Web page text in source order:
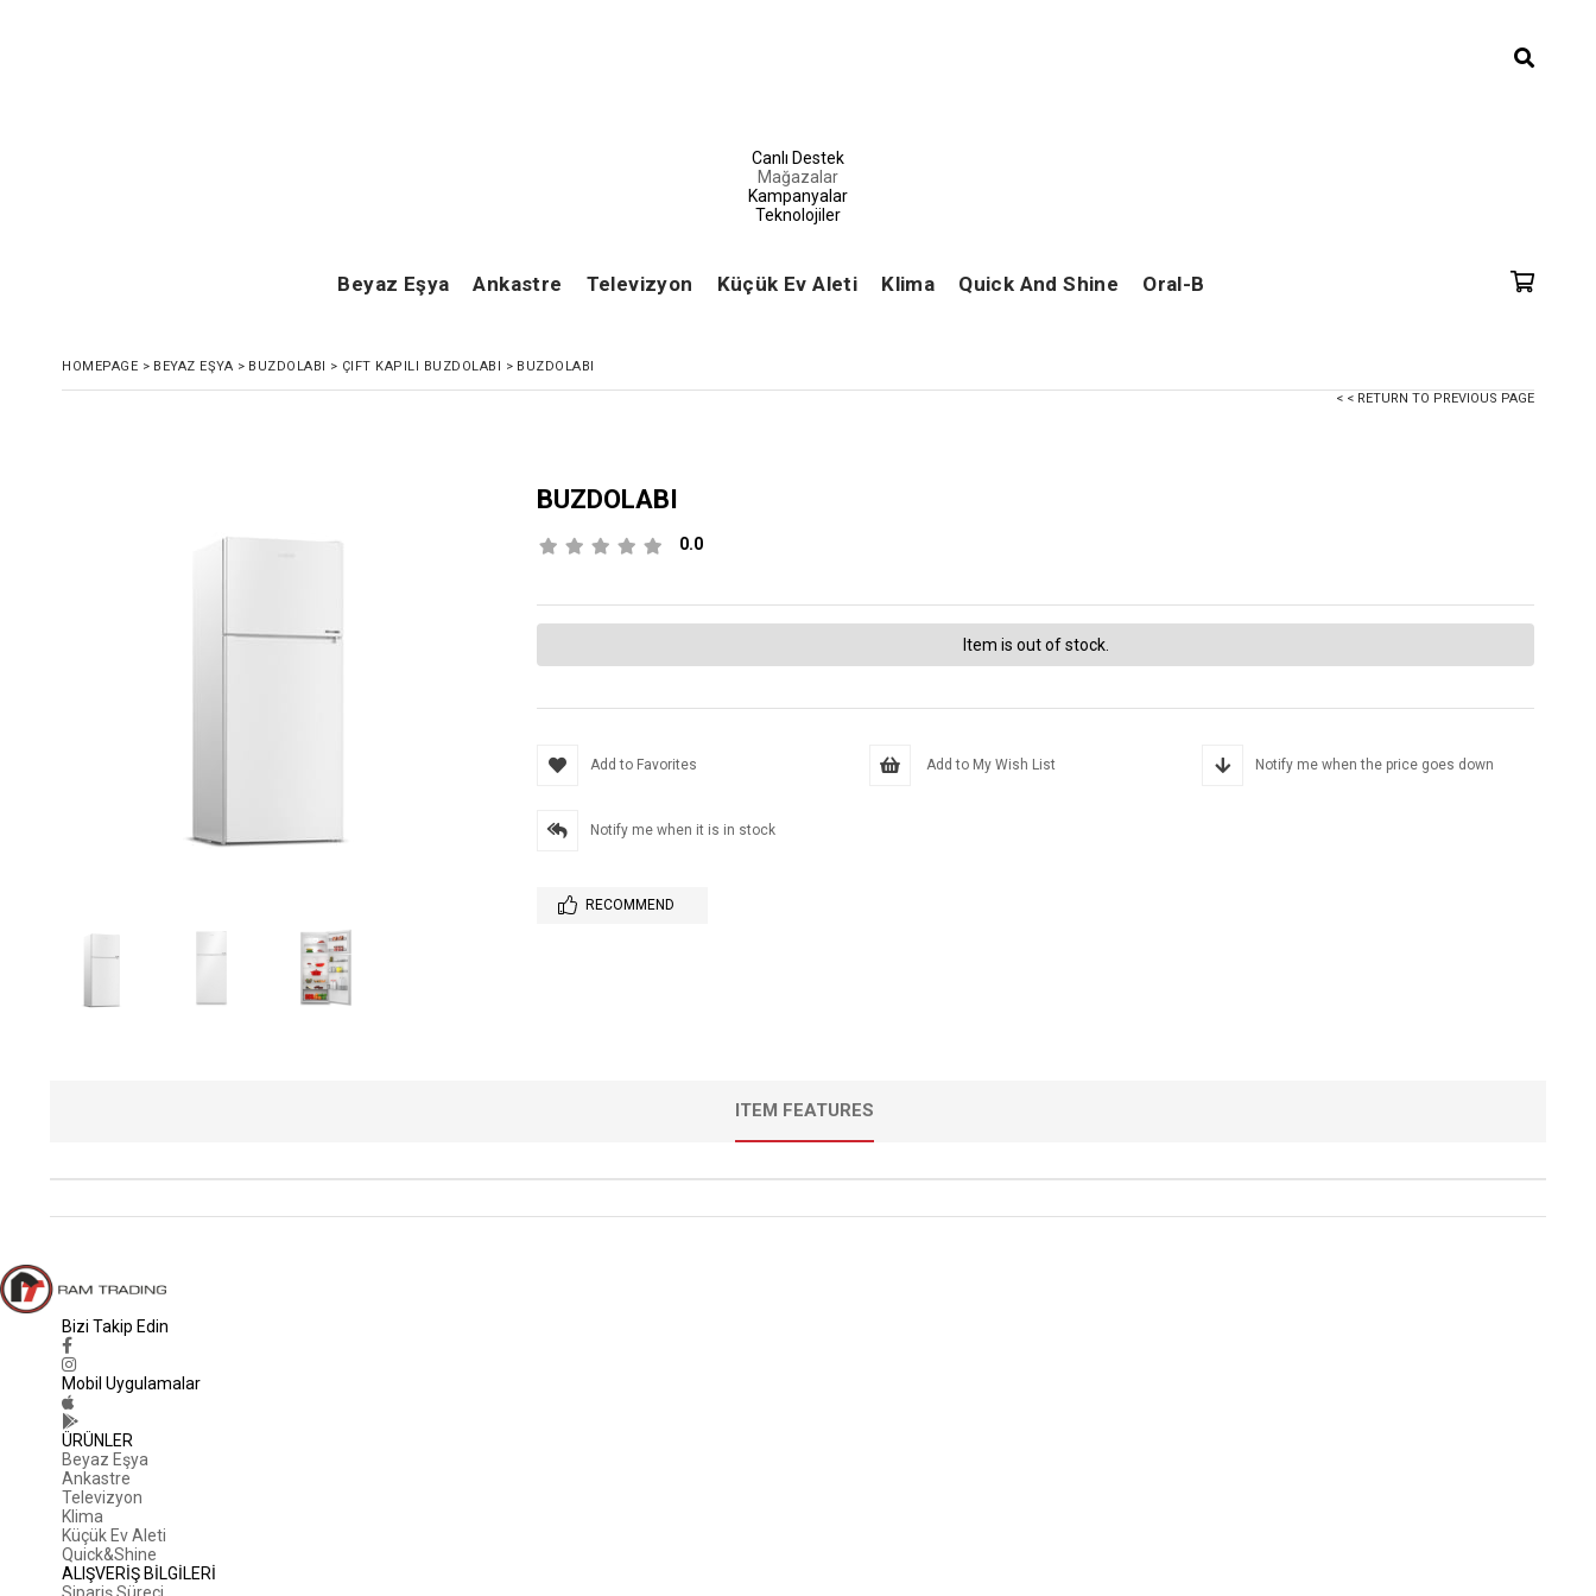
Canlı Destek
Mağazalar
Kampanyalar
Teknolojiler
Beyaz Eşya Ankastre Televizyon Küçük Ev Aleti Klima Quick And Shine Oral-B
HOMEPAGE > BEYAZ EŞYA > BUZDOLABI > ÇIFT KAPILI BUZDOLABI > BUZDOLABI
< < RETURN TO PREVIOUS PAGE
BUZDOLABI
0.0
Item is out of stock.
Add to Favorites Add to My Wish List Notify me when the price goes down
Notify me when it is in stock
RECOMMEND
ITEM FEATURES
Bizi Takip Edin
Mobil Uygulamalar
ÜRÜNLER
Beyaz Eşya
Ankastre
Televizyon
Klima
Küçük Ev Aleti
Quick&Shine
ALIŞVERİŞ BİLGİLERİ